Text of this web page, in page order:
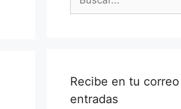
Recibe en tu
entradas